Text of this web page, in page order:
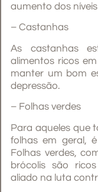
aumento dos
– Castanhas
As castanhas
alimentos ricos
manter um bom
depressão.
– Folhas verdes
Para aqueles que
folhas em geral,
Folhas verdes,
brócolis são
aliado na luta